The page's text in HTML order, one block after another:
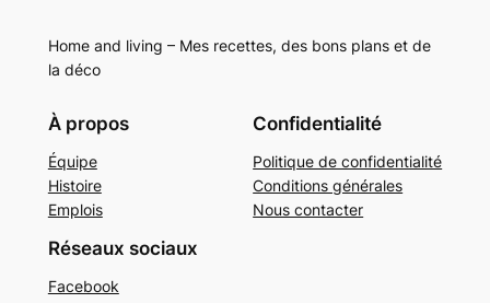
Home and living – Mes recettes, des bons plans et de
la déco
À propos
Équipe
Histoire
Emplois
Confidentialité
Politique de confidentialité
Conditions générales
Nous contacter
Réseaux sociaux
Facebook